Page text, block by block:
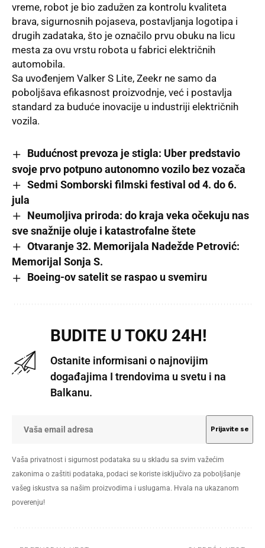
vreme, robot je bio zadužen za kontrolu kvaliteta
brava, sigurnosnih pojaseva, postavljanja logotipa i
drugih zadataka, što je označilo prvu obuku na licu
mesta za ovu vrstu robota u fabrici električnih
automobila.
Sa uvođenjem Valker S Lite, Zeekr ne samo da
poboljšava efikasnost proizvodnje, već i postavlja
standard za buduće inovacije u industriji električnih
vozila.
Budućnost prevoza je stigla: Uber predstavio
svoje prvo potpuno autonomno vozilo bez vozača
Sedmi Somborski filmski festival od 4. do 6.
jula
Neumoljiva priroda: do kraja veka očekuju nas
sve snažnije oluje i katastrofalne štete
Otvaranje 32. Memorijala Nadežde Petrović:
Memorijal Sonja S.
Boeing-ov satelit se raspao u svemiru
BUDITE U TOKU 24H!
Ostanite informisani o najnovijim
događajima I trendovima u svetu i na
Balkanu.
Vaša privatnost i sigurnost podataka su u skladu sa svim važećim
zakonima o zaštiti podataka, podaci se koriste isključivo za poboljšanje
vašeg iskustva sa našim proizvodima i uslugama. Hvala na ukazanom
poverenju!